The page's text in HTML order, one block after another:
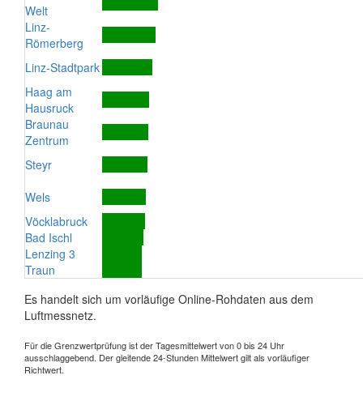
Welt
Linz-
Römerberg
Linz-Stadtpark
Haag am
Hausruck
Braunau
Zentrum
Steyr
Wels
Vöcklabruck
Bad Ischl
Lenzing 3
Traun
Es handelt sich um vorläufige Online-Rohdaten aus dem
Luftmessnetz.
Für die Grenzwertprüfung ist der Tagesmittelwert von 0 bis 24 Uhr
ausschlaggebend. Der gleitende 24-Stunden Mittelwert gilt als vorläufiger
Richtwert.